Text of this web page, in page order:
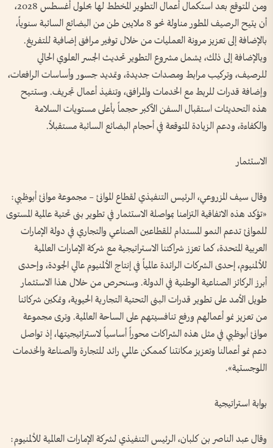
ومن المتوقع بعد استكمال أعمال التطوير المخطط لها بحلول أغسطس 2028،
أن يتيح الرصيف المطور مناولة نحو 8 ملايين طن من البضائع السائبة سنوياً،
بالإضافة إلى تعزيز مرونة العمليات من خلال توفير مرافق إضافية للتفريغ.
وبالإضافة إلى ذلك، يشمل مشروع التطوير تحديث الجسر العلوي الحالي
للرصيف، وتركيب مرابط ومصدات جديدة، وتمديد جسور وأساسات الرافعات،
وإضافة قدرات للربط مع الخدمات والمرافق، وتنفيذ أعمال تجريف. وستتيح
هذه التحديثات استقبال السفن الأكبر حجماً بأعلى مستويات السلامة
والكفاءة، ودعم الزيادة المتوقعة في أحجام البضائع السائبة مستقبلاً.
الاستثمار
وقال سيف المزروعي، الرئيس التنفيذي لقطاع الموانئ – مجموعة موانئ أبوظبي:
«تؤكد هذه الاتفاقية التزامنا بمواصلة الاستثمار في تطوير بنى تحتية عالمية المستوى
للموانئ تدعم النمو المستدام للقطاعين الصناعي والتجاري في دولة الإمارات
العربية المتحدة، كما تعزز شراكتنا الاستراتيجية مع شركة الإمارات العالمية
للألمنيوم، إحدى الشركات الرائدة عالمياً في إنتاج الألمنيوم عالي الجودة، وإحدى
أبرز الركائز الصناعية الوطنية في الدولة. وسنحرص من خلال هذا الاستثمار
طويل الأمد على تطوير قدرات البنى التحتية التجارية الحيوية، وتمكين شركائنا
من تعزيز نمو أعمالهم ورفع تنافسيتهم على الساحة العالمية. وترى مجموعة
موانئ أبوظبي في مثل هذه الشراكات محوراً أساسياً لاستراتيجيتها، إذ تواصل
دعم نمو أعمالنا وتعزيز مكانتنا كممكن عالمي رائد للتجارة والصناعة والخدمات
اللوجستية».
بوابة استراتيجية
وقال عبد الناصر بن كلبان، الرئيس التنفيذي لشركة الإمارات العالمية للألمنيوم: